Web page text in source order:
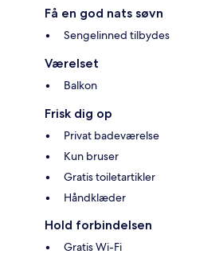
Få en god nats søvn
Sengelinned tilbydes
Værelset
Balkon
Frisk dig op
Privat badeværelse
Kun bruser
Gratis toiletartikler
Håndklæder
Hold forbindelsen
Gratis Wi-Fi